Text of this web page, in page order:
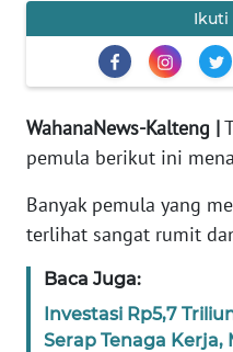
Ikuti
WahanaNews-Kalteng |
pemula berikut ini
Banyak pemula yang
terlihat sangat rumit
Baca Juga:
Investasi Rp5,7
Serap Tenaga Kerja,
PEDOMAN
MEDIA
REDAKSI